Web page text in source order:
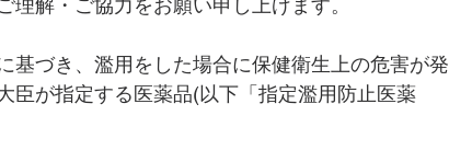
解・ご協力をお願い申し上げます。
づき、濫用をした場合に保健衛生上の危害が発
臣が指定する医薬品(以下「指定濫用防止医薬